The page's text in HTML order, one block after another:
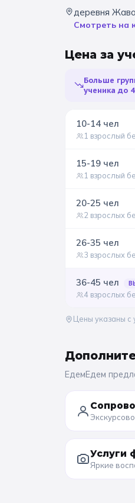
деревня
Смотреть на
Цена за
Больше
ученика до
10-14 чел
1 взрослый
15-19 чел
1 взрослый
20-25 чел
2 взрослых
26-35 чел
3 взрослых
36-45 чел
4 взрослых
Цены указаны с
ЕдемЕдем
Услуги
Яркие